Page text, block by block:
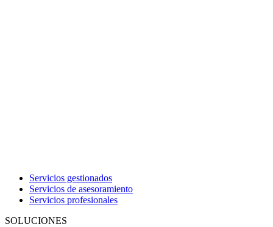
Servicios gestionados
Servicios de asesoramiento
Servicios profesionales
SOLUCIONES